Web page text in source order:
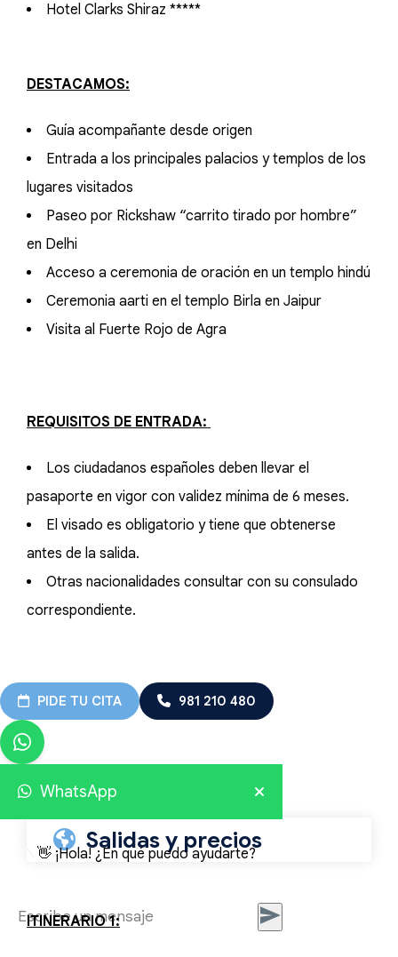
Hotel Clarks Shiraz *****
DESTACAMOS:
Guía acompañante desde origen
Entrada a los principales palacios y templos de los
lugares visitados
Paseo por Rickshaw “carrito tirado por hombre”
en Delhi
Acceso a ceremonia de oración en un templo hindú
Ceremonia aarti en el templo Birla en Jaipur
Visita al Fuerte Rojo de Agra
REQUISITOS DE ENTRADA:
Los ciudadanos españoles deben llevar el
pasaporte en vigor con validez mínima de 6 meses.
El visado es obligatorio y tiene que obtenerse
antes de la salida.
Otras nacionalidades consultar con su consulado
correspondiente.
Salidas y precios
ITINERARIO 1:
PIDE TU CITA 981 210 480
WhatsApp
👋 ¡Hola! ¿En qué puedo ayudarte?